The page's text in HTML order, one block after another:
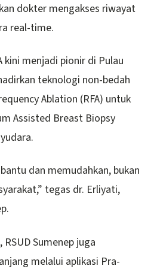
dokter mengakses riwayat
real-time.
kini menjadi pionir di Pulau
teknologi non-bedah
Ablation (RFA) untuk
Assisted Breast Biopsy
dan memudahkan, bukan
tegas dr. Erliyati,
Sumenep juga
melalui aplikasi Pra-